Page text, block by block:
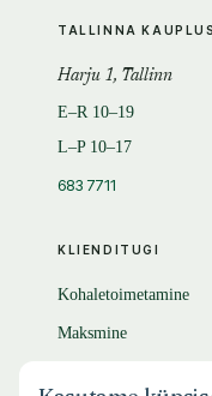
KLIENDITUGI
Kohaletoimetamine
Maksmine
TALLINNA KAUPLUS
Harju 1, Tallinn
E–R 10–19
L–P 10–17
683 7711